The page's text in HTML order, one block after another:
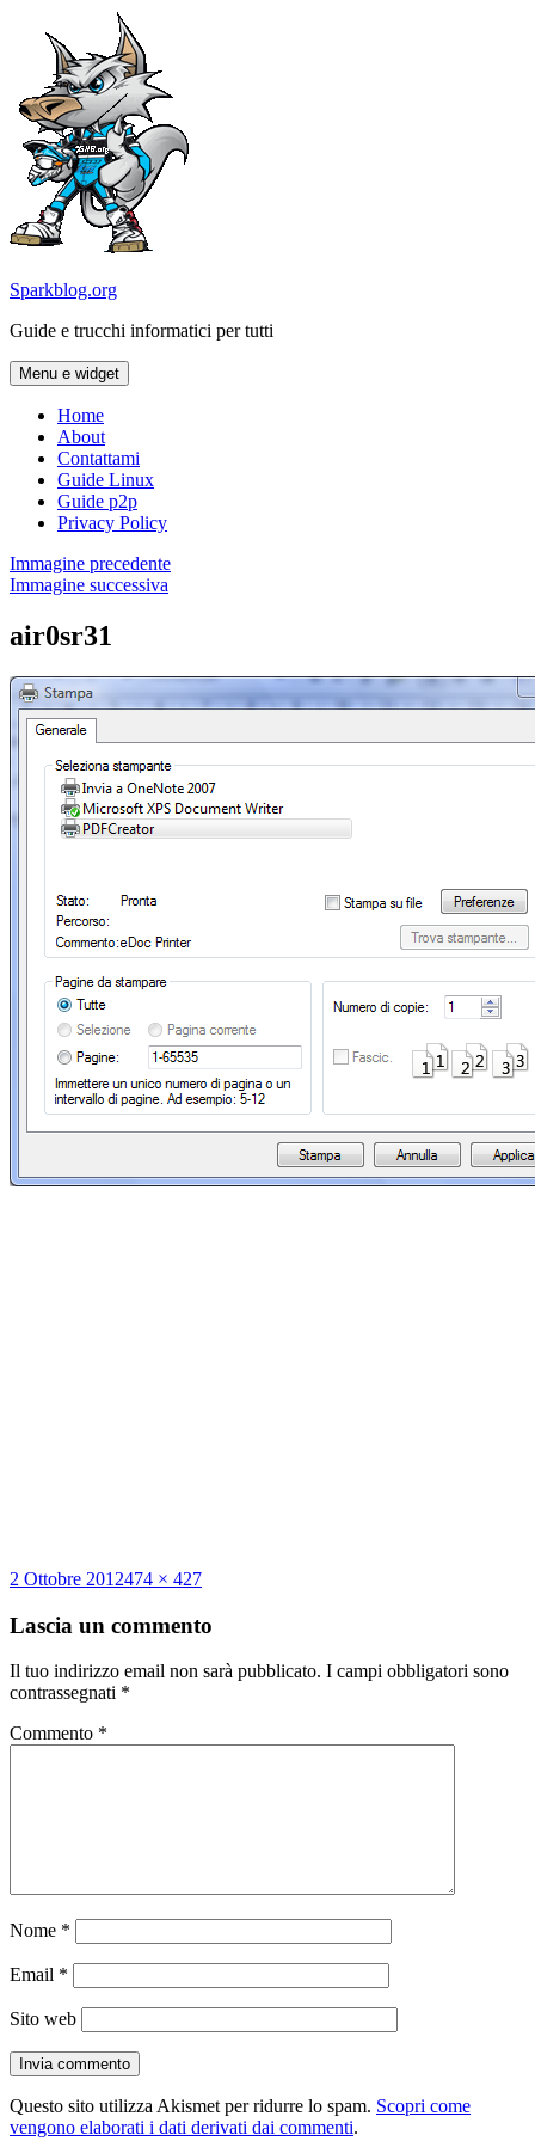
contenuto
Sparkblog.org
Guide e trucchi informatici per tutti
Menu e widget
Home
About
Contattami
Guide Linux
Guide p2p
Privacy Policy
Immagine precedente
Immagine successiva
air0sr31
Scritto
2 Ottobre 2012Dimensione
474 × 427
Lascia un commento
Il tuo indirizzo email non sarà pubblicato. I campi obbligatori sono
contrassegnati *
Commento *
Nome *
Email *
Sito web
Questo sito utilizza Akismet per ridurre lo spam. Scopri come
vengono elaborati i dati derivati dai commenti.